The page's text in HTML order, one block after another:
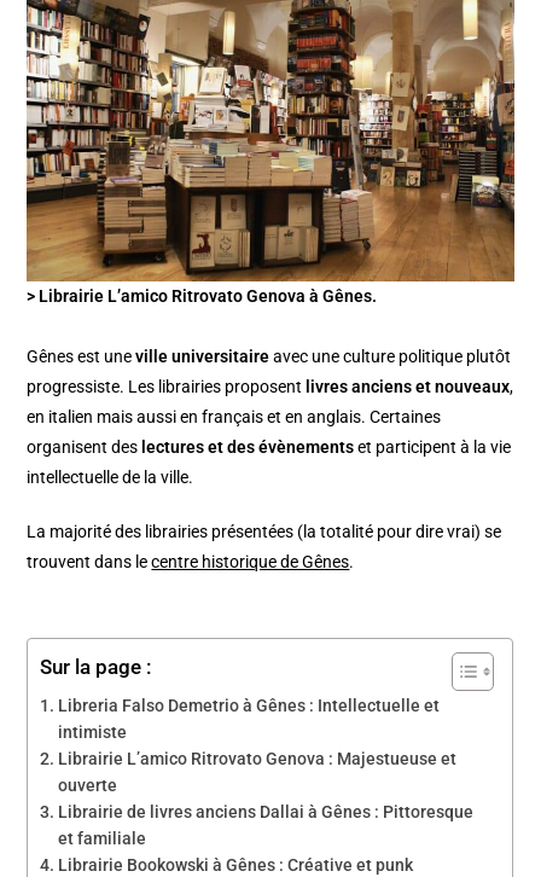
> Librairie L’amico Ritrovato Genova à Gênes.
Gênes est uneville universitaireavec une culture politique plutôt
progressiste. Les librairies proposent livres anciens et nouveaux,
en italien mais aussi en français et en anglais. Certaines
organisent des lectures et des évènementset participent à la vie
intellectuelle de la ville.
La majorité des librairies présentées (la totalité pour dire vrai) se
trouvent dans lecentre historique de Gênes.
Sur la page :
Libreria Falso Demetrio à Gênes : Intellectuelle et
intimiste
Librairie L’amico Ritrovato Genova : Majestueuse et
ouverte
Librairie de livres anciens Dallai à Gênes : Pittoresque
et familiale
Librairie Bookowski à Gênes : Créative et punk